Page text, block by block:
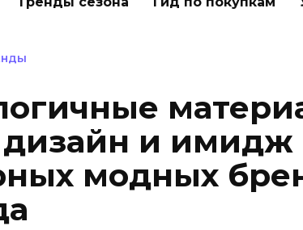
и имидж
модных